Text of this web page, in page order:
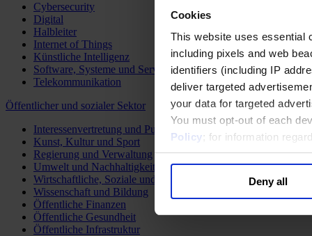
Cookies
This website uses essential
including pixels and web
identifiers (including IP
deliver targeted
your data for targeted
You must opt-out of each
Policy; for information
Deny all
Cybersecurity
Digital
Halbleiter
Internet of Things
Künstliche Intelligenz
Software, Systeme und Services
Telekommunikation
Öffentlicher und sozialer Sektor
Interessenvertretung und Public Affairs
Kunst, Kultur und Sport
Regierung und Verwaltung
Umwelt und Nachhaltigkeit
Wirtschaftliche, Soziale und Humanitäre Entwicklung
Wissenschaft und Bildung
Öffentliche Finanzen
Öffentliche Gesundheit
Öffentliche Infrastruktur